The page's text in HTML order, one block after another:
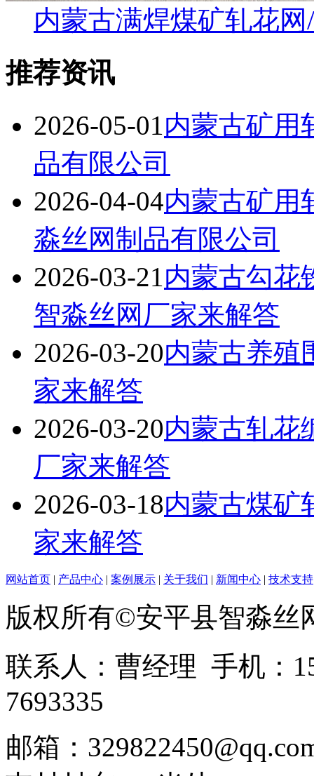
内蒙古满焊煤矿轧花
推荐资讯
2026-05-01内蒙古矿用
品有限公司
2026-04-04内蒙古矿
淼丝网制品有限公司
2026-03-21内蒙古勾花
智淼丝网厂家来解答
2026-03-20内蒙古养殖
家来解答
2026-03-20内蒙古轧花
厂家来解答
2026-03-18内蒙古煤矿
家来解答
网站首页 | 产品中心 | 案例展示 | 关于我们 | 新闻中心 | 技术支持
版权所有©安平县智淼丝
联系人：曹经理 手机：
7693335
邮箱：